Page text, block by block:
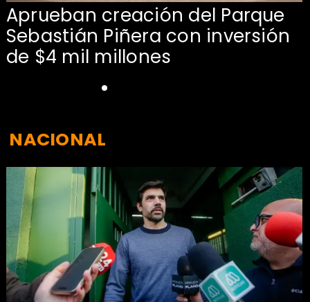
Aprueban creación del Parque
Sebastián Piñera con inversión
de $4 mil millones
NACIONAL